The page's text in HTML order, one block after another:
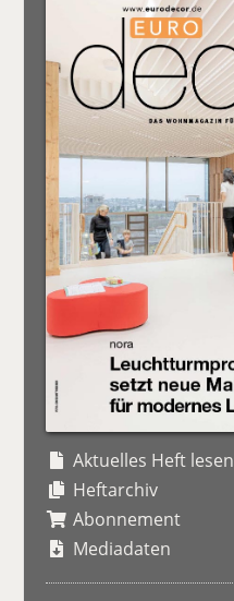
Aktuelles Heft lesen
Heftarchiv
Abonnement
Mediadaten